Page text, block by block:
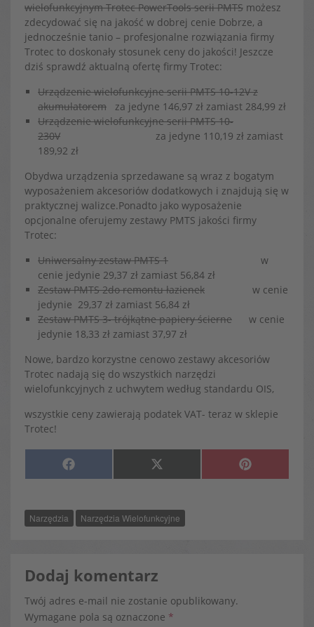
wielofunkcyjnym Trotec PowerTools serii PMTS możesz
zdecydować się na jakość w dobrej cenie Dobrze, a
jednocześnie tanio – profesjonalne rozwiązania firmy
Trotec to doskonały stosunek ceny do jakości! Jeszcze
dziś sprawdź aktualną ofertę firmy Trotec:
Urządzenie wielofunkcyjne serii PMTS 10-12V z
akumulatorem za jedyne 146,97 zł zamiast 284,99 zł
Urządzenie wielofunkcyjne serii PMTS 10-
230V za jedyne 110,19 zł zamiast
189,92 zł
Obydwa urządzenia sprzedawane są wraz z bogatym
wyposażeniem akcesoriów dodatkowych i znajdują się w
praktycznej walizce.Ponadto jako wyposażenie
opcjonalne oferujemy zestawy PMTS jakości firmy
Trotec:
Uniwersalny zestaw PMTS 1 w
cenie jedynie 29,37 zł zamiast 56,84 zł
Zestaw PMTS 2do remontu łazienek w cenie
jedynie 29,37 zł zamiast 56,84 zł
Zestaw PMTS 3- trójkątne papiery ścierne w cenie
jedynie 18,33 zł zamiast 37,97 zł
Nowe, bardzo korzystne cenowo zestawy akcesoriów
Trotec nadają się do wszystkich narzędzi
wielofunkcyjnych z uchwytem według standardu OIS,
wszystkie ceny zawierają podatek VAT- teraz w sklepie
Trotec!
SHARE
F
A
O
K
SHARE
X
(
T
T
E
SHARE
P
I
Narzędzia Narzędzia Wielofunkcyjne
Dodaj komentarz
Twój adres e-mail nie zostanie opublikowany.
Wymagane pola są oznaczone *